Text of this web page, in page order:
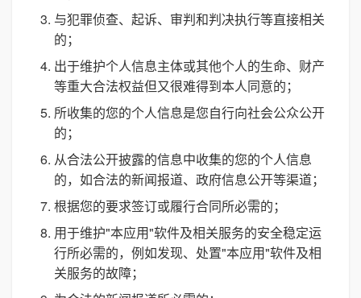
与犯罪侦查、起诉、审判和判决执行等直接相关
的；
出于维护个人信息主体或其他个人的生命、财产
等重大合法权益但又很难得到本人同意的；
所收集的您的个人信息是您自行向社会公众公开
的；
从合法公开披露的信息中收集的您的个人信息
的，如合法的新闻报道、政府信息公开等渠道；
根据您的要求签订或履行合同所必需的；
用于维护"本应用"软件及相关服务的安全稳定运
行所必需的，例如发现、处置"本应用"软件及相
关服务的故障；